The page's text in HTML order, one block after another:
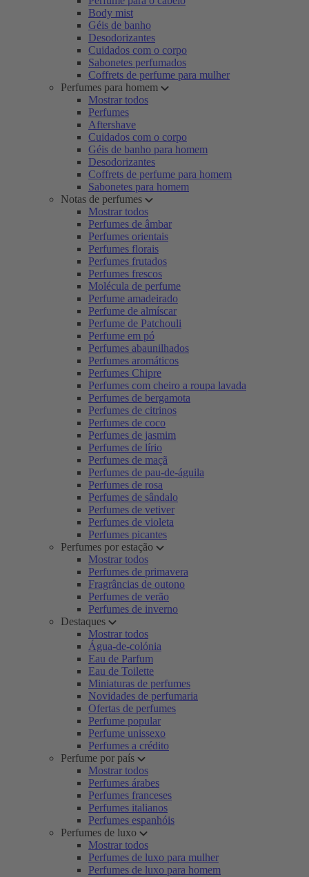
Body mist
Géis de banho
Desodorizantes
Cuidados com o corpo
Sabonetes perfumados
Coffrets de perfume para mulher
Perfumes para homem
Mostrar todos
Perfumes
Aftershave
Cuidados com o corpo
Géis de banho para homem
Desodorizantes
Coffrets de perfume para homem
Sabonetes para homem
Notas de perfumes
Mostrar todos
Perfumes de âmbar
Perfumes orientais
Perfumes florais
Perfumes frutados
Perfumes frescos
Molécula de perfume
Perfume amadeirado
Perfume de almíscar
Perfume de Patchouli
Perfume em pó
Perfumes abaunilhados
Perfumes aromáticos
Perfumes Chipre
Perfumes com cheiro a roupa lavada
Perfumes de bergamota
Perfumes de citrinos
Perfumes de coco
Perfumes de jasmim
Perfumes de lírio
Perfumes de maçã
Perfumes de pau-de-águila
Perfumes de rosa
Perfumes de sândalo
Perfumes de vetiver
Perfumes de violeta
Perfumes picantes
Perfumes por estação
Mostrar todos
Perfumes de primavera
Fragrâncias de outono
Perfumes de verão
Perfumes de inverno
Destaques
Mostrar todos
Água-de-colónia
Eau de Parfum
Eau de Toilette
Miniaturas de perfumes
Novidades de perfumaria
Ofertas de perfumes
Perfume popular
Perfume unissexo
Perfumes a crédito
Perfume por país
Mostrar todos
Perfumes árabes
Perfumes franceses
Perfumes italianos
Perfumes espanhóis
Perfumes de luxo
Mostrar todos
Perfumes de luxo para mulher
Perfumes de luxo para homem